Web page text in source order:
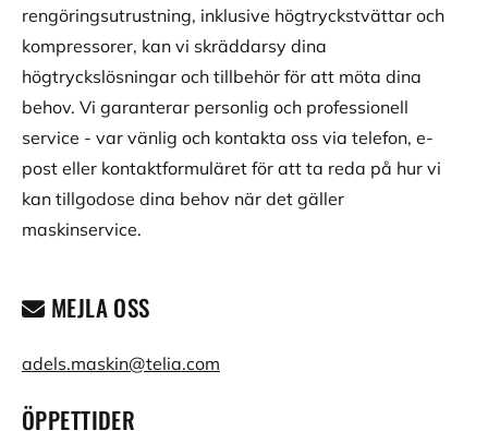
rengöringsutrustning, inklusive högtryckstvättar och
kompressorer, kan vi skräddarsy dina
högtryckslösningar och tillbehör för att möta dina
behov. Vi garanterar personlig och professionell
service - var vänlig och kontakta oss via telefon, e-
post eller kontaktformuläret för att ta reda på hur vi
kan tillgodose dina behov när det gäller
maskinservice.
 MEJLA OSS
adels.maskin@telia.com
ÖPPETTIDER